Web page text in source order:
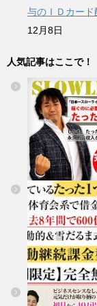
与のＩＤカー
12月8日
人気記事はここで！